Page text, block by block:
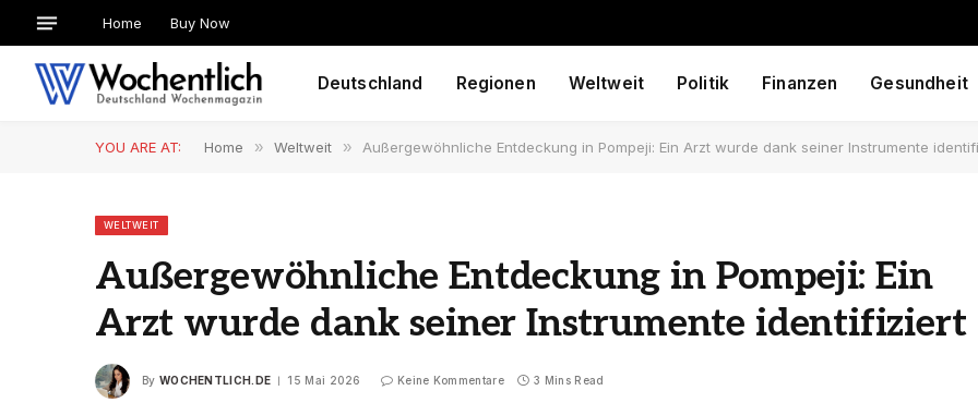
Home Buy Now
Deutschland Regionen Weltweit Politik Finanzen Gesundheit
YOU ARE AT: Home » Weltweit » Außergewöhnliche Entdeckung in Pompeji: Ein Arzt wurde dank seiner Instrumente
WELTWEIT
Außergewöhnliche Entdeckung in Pompeji: Ein
Arzt wurde dank seiner Instrumente identifiziert
By WOCHENTLICH.DE 15 Mai 2026 Keine Kommentare 3 Mins Read